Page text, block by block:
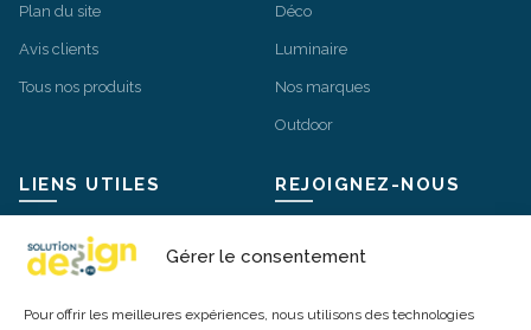
Gérer le consentement
Pour offrir les meilleures expériences, nous utilisons des technologies
Plan du site
Avis clients
Tous nos produits
Déco
Luminaire
Nos marques
Outdoor
LIENS UTILES
Mentions légales
Conditions Générales de Vente
REJOIGNEZ-NOUS
Instagram
X / Twitter